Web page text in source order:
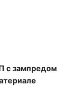
с зампредом